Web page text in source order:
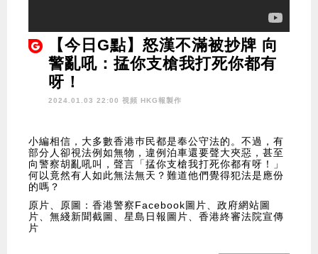
【今日G點】怒漢不滿被抄牌 向
警亂吼：掹你支槍我打死你都有
呀！
2024.01.03 22:00 視頻 HKG報製作
小編相信，大多數香港巿民都是奉公守法的。不過，有
部分人卻視法例如無物，違例泊車還要聲大夾惡，甚至
向警察胡亂吼叫，聲言「掹你支槍我打死你都有呀！」
何以竟然有人如此無法無天？難道他們覺得犯法是應份
的嗎？
原片、原圖：香港警察Facebook圖片、政府網站圖
片、無綫新聞截圖、星島日報圖片、香港終審法院宣傳
片